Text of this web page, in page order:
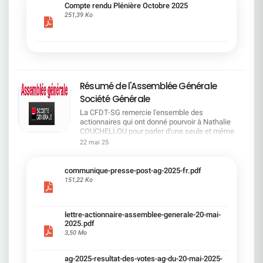
cadre du dialogue social.Bonne lecture !
Compte rendu Plénière Octobre 2025
251,39 Ko
Résumé de l'Assemblée Générale
Société Générale
La CFDT-SG remercie l'ensemble des
actionnaires qui ont donné pourvoir à Nathalie
COUCHELLOU pour parler d'une seule et même
voix.L'assemblée Générale s'est ouverte avec 4
souligné la forte amélioration en 2024 de tous les
facteurs financiers et le premier trimestre 2025
solide. Etre une banque simple et intégrée. Etre
une banque efficace. Etre une banque rentable. Le
Directeur Général Délégué, Pierre PALMIERI, a
22 mai 25
communique-presse-post-ag-2025-fr.pdf
151,22 Ko
lettre-actionnaire-assemblee-generale-20-mai-
2025.pdf
3,50 Mo
ag-2025-resultat-des-votes-ag-du-20-mai-2025-